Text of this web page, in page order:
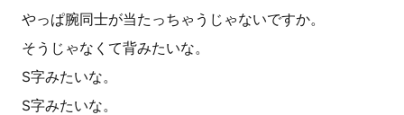
やっぱ腕同士が当たっちゃうじゃないですか。
そうじゃなくて背みたいな。
S字みたいな。
S字みたいな。